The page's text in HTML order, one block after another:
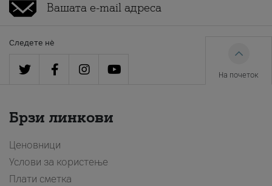
Следете нè
На почеток
Брзи линкови
Ценовници
Услови за користење
Плати сметка